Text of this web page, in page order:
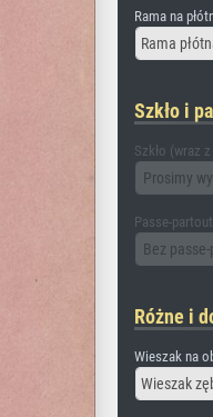
Rama na
Rama
Szkło i
Szkło (wraz
Prosimy
Passe-partout
Bez
Różne i
Wieszak na
Wieszak